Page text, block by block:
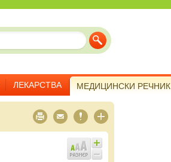
ЛЕКАРСТВА МЕДИЦИНСКИ РЕЧНИК